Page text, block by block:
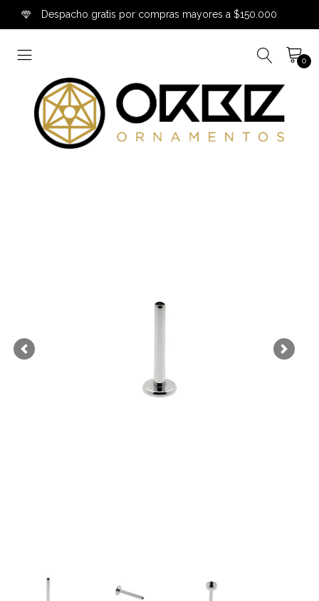
Despacho gratis por compras mayores a $150.000
0
Previous Next